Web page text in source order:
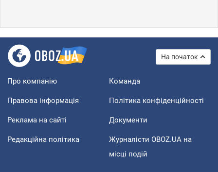
На початок
Про компанію Команда
Правова інформація Політика конфіденційності
Реклама на сайті Документи
Редакційна політика
Журналісти OBOZ.UA на
місці подій